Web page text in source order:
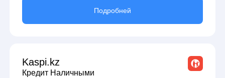
Подробней
Kaspi.kz
Кредит Наличными